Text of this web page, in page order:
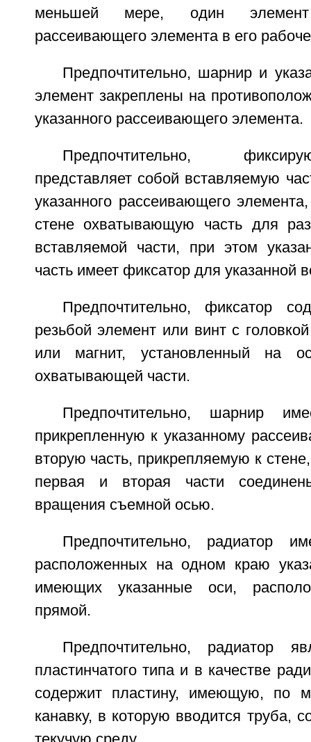
меньшей мере, один
рассеивающего элемента в его
Предпочтительно, шарнир и
элемент закреплены на
указанного рассеивающего элемента.
Предпочтительно,
представляет собой вставляемую
указанного рассеивающего
стене охватывающую часть для
вставляемой части, при этом
часть имеет фиксатор для указанной
Предпочтительно, фиксатор
резьбой элемент или винт с
или магнит, установленный на
охватывающей части.
Предпочтительно, шарнир
прикрепленную к указанному
вторую часть, прикрепляемую к
первая и вторая части
вращения съемной осью.
Предпочтительно, радиатор
расположенных на одном краю
имеющих указанные оси,
прямой.
Предпочтительно, радиатор
пластинчатого типа и в качестве
содержит пластину, имеющую, по
канавку, в которую вводится труба,